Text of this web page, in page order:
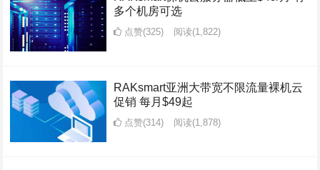
多个机房可选
点赞(325) 阅读(1,822)
RAKsmart亚洲大带宽不限流量裸机云
促销 每月$49起
点赞(314) 阅读(1,878)